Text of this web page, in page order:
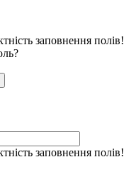
заповнення полів!
заповнення полів!